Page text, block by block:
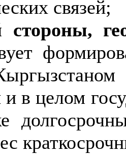
связей;
стороны,
и в целом